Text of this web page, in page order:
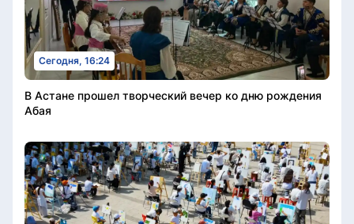
Сегодня, 16:24
В Астане прошел творческий вечер ко дню рождения
Абая